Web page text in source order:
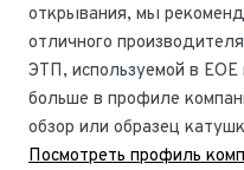
открывания, мы
отличного
ЭТП, используемой в
больше в профиле
обзор или образец
Посмотреть профиль